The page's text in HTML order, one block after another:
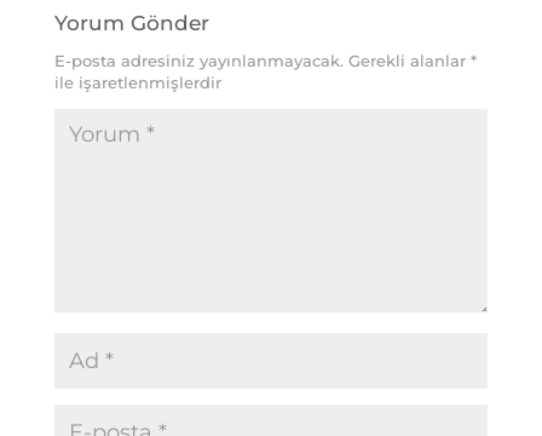
Yorum Gönder
E-posta adresiniz yayınlanmayacak. Gerekli alanlar *
ile işaretlenmişlerdir